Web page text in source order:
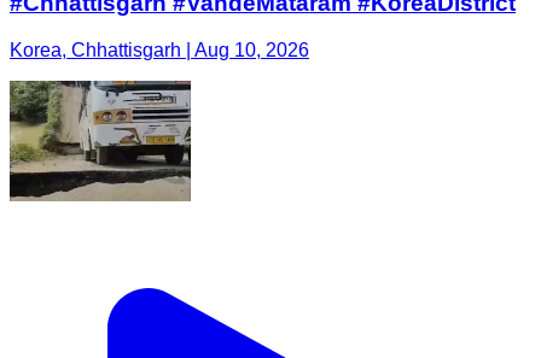
Korea, Chhattisgarh | Aug 10, 2026